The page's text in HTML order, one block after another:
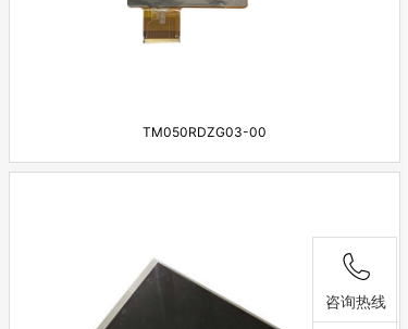
咨询热线
TM050RDZG03-00